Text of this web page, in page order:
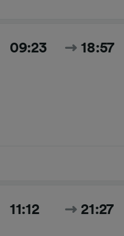
09:23 18:57
11:12 21:27